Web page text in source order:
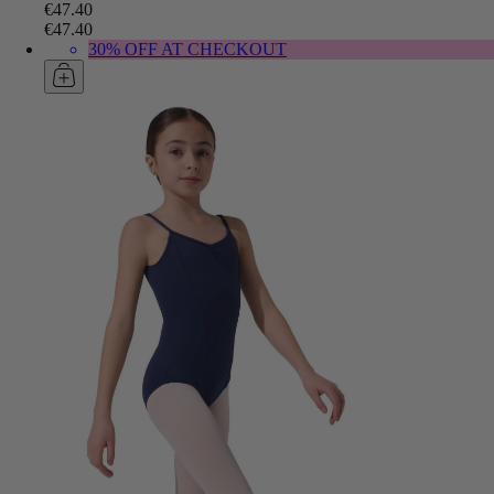
€47.40
€47.40
30% OFF AT CHECKOUT